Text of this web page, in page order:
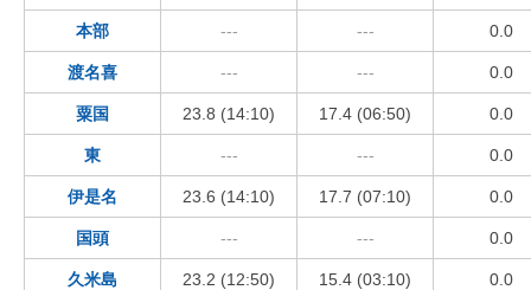
本部 --- --- 0.0
渡名喜 --- --- 0.0
粟国 23.8 (14:10) 17.4 (06:50) 0.0
東 --- --- 0.0
伊是名 23.6 (14:10) 17.7 (07:10) 0.0
国頭 --- --- 0.0
久米島 23.2 (12:50) 15.4 (03:10) 0.0